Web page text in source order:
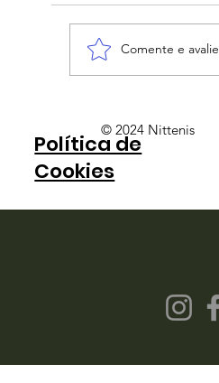
Comente e avalie
© 2024 Nittenis
Política de
Cookies